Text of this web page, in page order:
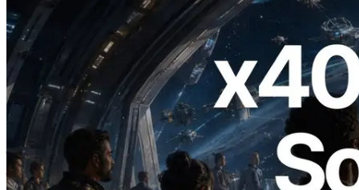
2026.07.04
ERPC ने x402 समर्थित Solana RPC लॉन्च
किया — AI एजेंट अब जरूरत के API के लिए ऑन-
डिमांड भुगतान कर सकते हैं